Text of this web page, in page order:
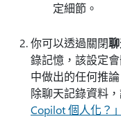
定細節。
你可以透過關閉
錄記憶，該設定
中做出的任何推
除聊天記錄資料
Copilot 個人化？」